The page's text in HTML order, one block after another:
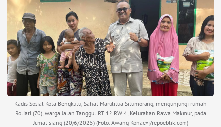
Kadis Sosial Kota Bengkulu, Sahat Marulitua Situmorang, mengunjungi rumah
Roliati (70), warga Jalan Tanggul RT 12 RW 4, Kelurahan Rawa Makmur, pada
Jumat siang (20/6/2025) (Foto: Awang Konaevi/repoeblik.com)